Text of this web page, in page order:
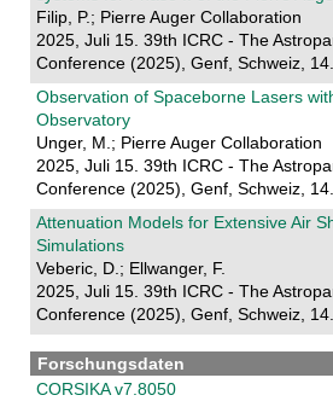
Filip, P.; Pierre Auger Collaboration
2025, Juli 15. 39th ICRC - The
Conference (2025), Genf, Schweiz,
Observation of Spaceborne Lasers
Observatory
Unger, M.; Pierre Auger Collaboration
2025, Juli 15. 39th ICRC - The
Conference (2025), Genf, Schweiz,
Attenuation Models for Extensive Air
Simulations
Veberic, D.; Ellwanger, F.
2025, Juli 15. 39th ICRC - The
Conference (2025), Genf, Schweiz,
Forschungsdaten
CORSIKA v7.8050